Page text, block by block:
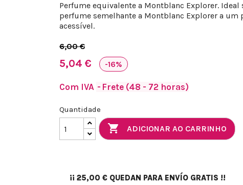
Perfume equivalente a Montblanc Explorer. Ideal
perfume semelhante a Montblanc Explorer a um
acessível.
6,00 €
5,04 € -16%
Com IVA Frete (48 - 72 horas)
Quantidade
 ADICIONAR AO CARRINHO
¡¡ 25,00 € QUEDAN PARA ENVÍO GRATIS !!